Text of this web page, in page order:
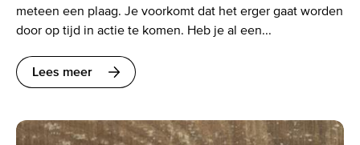
meteen een plaag. Je voorkomt dat het erger gaat worden
door op tijd in actie te komen. Heb je al een...
Lees meer